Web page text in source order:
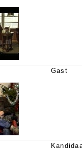
Gast